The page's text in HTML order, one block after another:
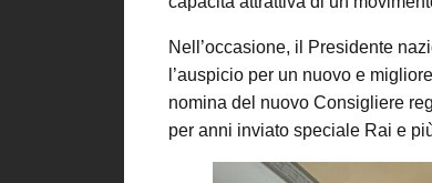
Nell’occasione, il Presidente
l’auspicio per un nuovo e
nomina del nuovo Consigliere
per anni inviato speciale Rai e